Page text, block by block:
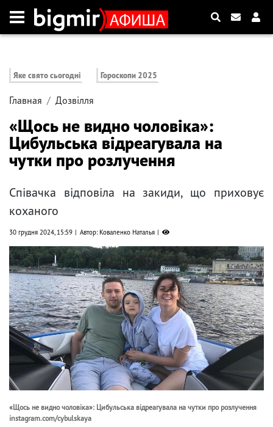
Яке свято сьогодні Гороскопи 2025
Главная Дозвілля
«Щось не видно чоловіка»:
Цибульська відреагувала на
чутки про розлучення
Співачка відповіла на закиди, що приховує
коханого
30 грудня 2024, 15:59 Автор: Коваленко Наталья
«Щось не видно чоловіка»: Цибульська відреагувала на чутки про розлучення
instagram.com/cybulskaya